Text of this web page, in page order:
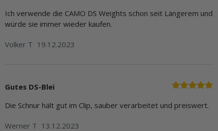
Ich verwende die CAMO DS Weights schon seit Längerem und
würde sie immer wieder kaufen.
Volker T 19.12.2023
Gutes DS-Blei
Die Schnur hält gut im Clip, sauber verarbeitet und preiswert.
Werner T 13.12.2023